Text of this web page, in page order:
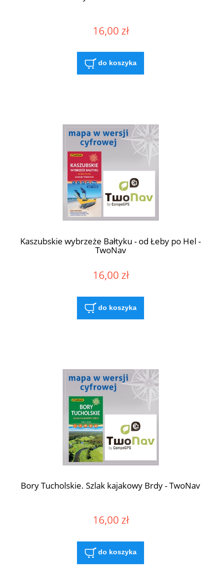
16,00 zł
do koszyka
Kaszubskie wybrzeże Bałtyku - od Łeby po Hel -
TwoNav
16,00 zł
do koszyka
Bory Tucholskie. Szlak kajakowy Brdy - TwoNav
16,00 zł
do koszyka